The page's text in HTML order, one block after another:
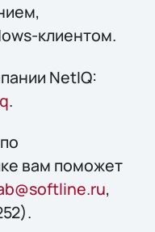
клиентом.
NetIQ:
.
вам поможет
,